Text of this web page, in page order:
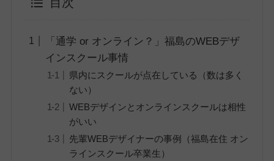
「通学 or オンライン？」福島のWEBデザ
インスクール事情
県内にスクールが点在している（数は多く
ない）
WEBデザインとオンラインスクールは相性
がいい
先輩WEBデザイナーの事例（福島在住 オン
ラインスクール卒業生）